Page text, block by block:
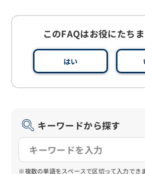
このFAQはお役にたち
はい
キーワードから探す
※複数の単語をスペースで区切って入力でき